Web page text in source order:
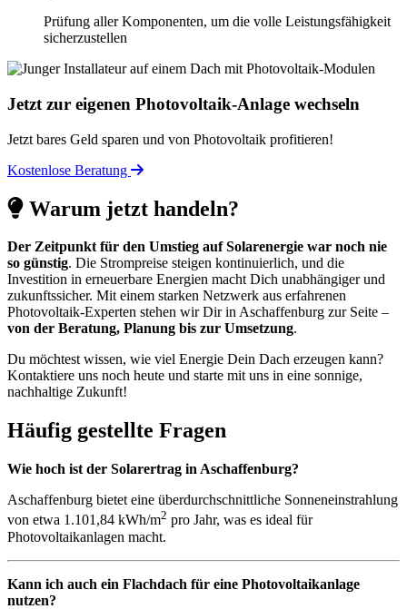
Prüfung aller Komponenten, um die volle Leistungsfähigkeit
sicherzustellen
Jetzt zur eigenen Photovoltaik-Anlage wechseln
Jetzt bares Geld sparen und von Photovoltaik profitieren!
Kostenlose Beratung
Warum jetzt handeln?
Der Zeitpunkt für den Umstieg auf Solarenergie war noch nie
so günstig. Die Strompreise steigen kontinuierlich, und die
Investition in erneuerbare Energien macht Dich unabhängiger und
zukunftssicher. Mit einem starken Netzwerk aus erfahrenen
Photovoltaik-Experten stehen wir Dir in Aschaffenburg zur Seite –
von der Beratung, Planung bis zur Umsetzung.
Du möchtest wissen, wie viel Energie Dein Dach erzeugen kann?
Kontaktiere uns noch heute und starte mit uns in eine sonnige,
nachhaltige Zukunft!
Häufig gestellte Fragen
Wie hoch ist der Solarertrag in Aschaffenburg?
Aschaffenburg bietet eine überdurchschnittliche Sonneneinstrahlung
von etwa 1.101,84 kWh/m2 pro Jahr, was es ideal für
Photovoltaikanlagen macht.
Kann ich auch ein Flachdach für eine Photovoltaikanlage
nutzen?